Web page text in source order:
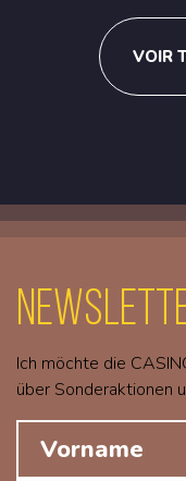
VOIR
Ich möchte die
über Sonderaktionen